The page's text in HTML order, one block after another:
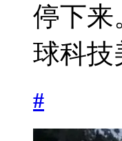
停下来
球科技
#